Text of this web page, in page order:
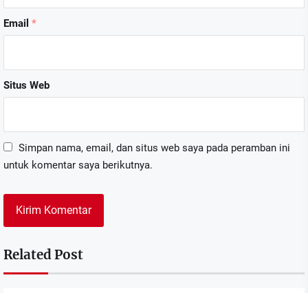
Email *
Situs Web
Simpan nama, email, dan situs web saya pada peramban ini
untuk komentar saya berikutnya.
Related Post